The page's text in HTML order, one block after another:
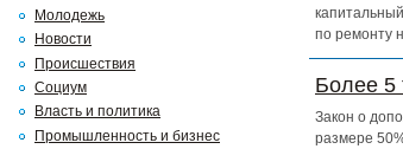
по ремонту
Более 5
Закон о
размере
Молодежь
Новости
Происшествия
Социум
Власть и политика
Промышленность и бизнес